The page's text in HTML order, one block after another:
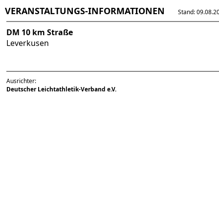
VERANSTALTUNGS-INFORMATIONEN Stand:
DM 10 km Straße
Leverkusen
Ausrichter:
Deutscher Leichtathletik-Verband e.V.